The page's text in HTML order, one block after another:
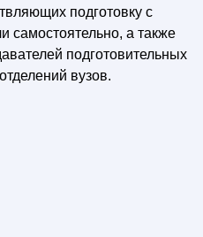
подготовку с
самостоятельно, а также
подготовительных
вузов.